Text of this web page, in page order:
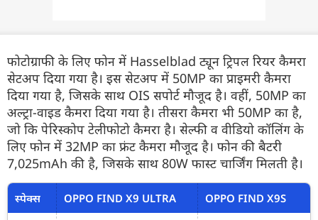
फोटोग्राफी के लिए फोन में Hasselblad ट्यून ट्रिपल रियर कैमरा
सेटअप दिया गया है। इस सेटअप में 50MP का प्राइमरी कैमरा
दिया गया है, जिसके साथ OIS सपोर्ट मौजूद है। वहीं, 50MP का
अल्ट्रा-वाइड कैमरा दिया गया है। तीसरा कैमरा भी 50MP का है,
जो कि पेरिस्कोप टेलीफोटो कैमरा है। सेल्फी व वीडियो कॉलिंग के
लिए फोन में 32MP का फ्रंट कैमरा मौजूद है। फोन की बैटरी
7,025mAh की है, जिसके साथ 80W फास्ट चार्जिंग मिलती है।
स्पेक्स OPPO FIND X9 ULTRA OPPO FIND X9S